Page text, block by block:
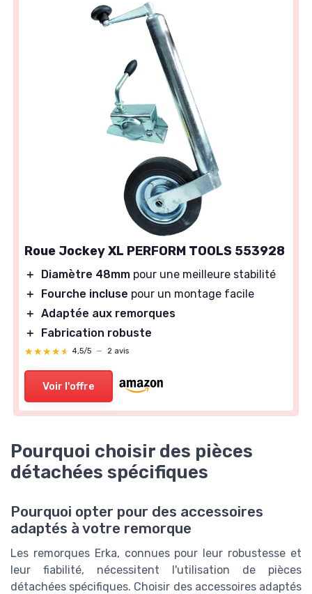
Roue Jockey XL PERFORM TOOLS 553928
＋ Diamètre 48mm pour une meilleure stabilité
＋
Fourche incluse pour un montage facile
＋ Adaptée aux remorques
＋
Fabrication robuste
★★★★★
★★★★★ 4,5/5 — 2 avis
Voir l'offre
Pourquoi choisir des pièces
détachées spécifiques
Pourquoi opter pour des accessoires
adaptés à votre remorque
Les remorques Erka, connues pour leur robustesse et
leur fiabilité, nécessitent l'utilisation de pièces
détachées spécifiques. Choisir des accessoires adaptés